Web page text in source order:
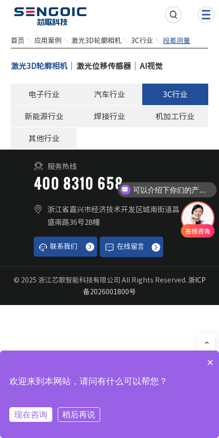
首页 应用案例 激光3D轮廓相机 3C行业 段差测量
激光3D轮廓相机 激光位移传感器 AI视觉
电子行业 汽车行业 3C行业
新能源行业 焊接行业 机加工行业
其他行业
服务热线
400 8310 658
浙江省嘉兴市经济技术开发区城南街道昌
盛南路36号28幢
联系我们 在线留言
© 2025 浙江芯歌智能科技有限公司 All Rights Reserved. 浙ICP
备2026001800号
可以介绍下你们的产品么
×
欢迎来到本网站，请问有什么可以帮您？
现在咨询 稍后再说